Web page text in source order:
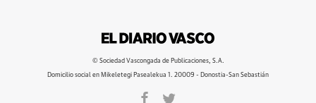
© Sociedad Vascongada de Publicaciones, S.A.
Domicilio social en Mikeletegi Pasealekua 1. 20009 - Donostia-San Sebastián